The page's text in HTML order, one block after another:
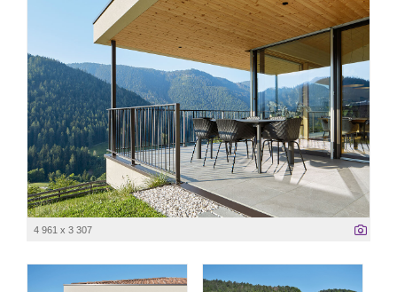
4 961 x 3 307